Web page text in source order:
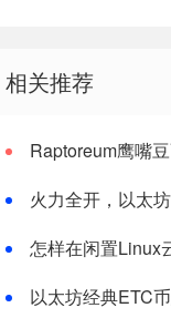
相关推荐
Raptoreum鹰嘴
火力全开，以太
怎样在闲置Linux
以太坊经典ETC